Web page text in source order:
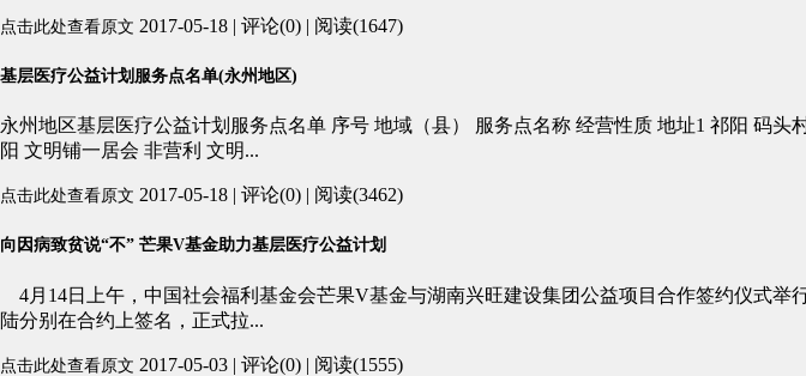
点击此处查看原文 2017-05-18 | 评论(0) | 阅读(1647)
基层医疗公益计划服务点名单(永州地区)
永州地区基层医疗公益计划服务点名单 序号 地域（县） 服务点名称 经营性质 地址1 祁阳 码
阳 文明铺一居会 非营利 文明...
点击此处查看原文 2017-05-18 | 评论(0) | 阅读(3462)
向因病致贫说“不” 芒果V基金助力基层医疗公益计划
4月14日上午，中国社会福利基金会芒果V基金与湖南兴旺建设集团公益项目合作签约仪式
陆分别在合约上签名，正式拉...
点击此处查看原文 2017-05-03 | 评论(0) | 阅读(1555)